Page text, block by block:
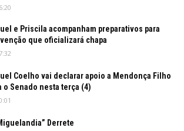
e Priscila acompanham preparativos para
que oficializará chapa
Coelho vai declarar apoio a Mendonça Filho
o Senado nesta terça (4)
Derrete